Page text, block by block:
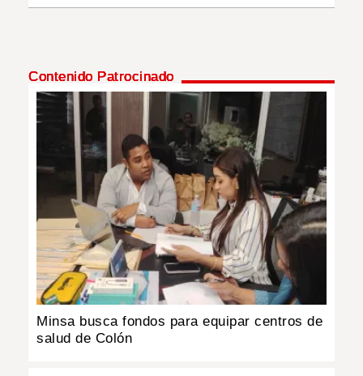
Contenido Patrocinado
Minsa busca fondos para equipar centros de
salud de Colón